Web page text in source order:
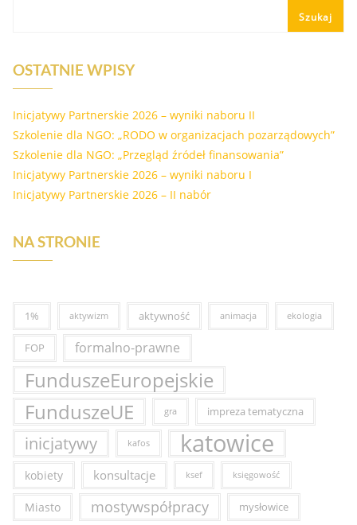
Szukaj
OSTATNIE WPISY
Inicjatywy Partnerskie 2026 – wyniki naboru II
Szkolenie dla NGO: „RODO w organizacjach pozarządowych”
Szkolenie dla NGO: „Przegląd źródeł finansowania”
Inicjatywy Partnerskie 2026 – wyniki naboru I
Inicjatywy Partnerskie 2026 – II nabór
NA STRONIE
1% aktywizm aktywność animacja ekologia
FOP formalno-prawne
FunduszeEuropejskie
FunduszeUE
gra impreza tematyczna
inicjatywy kafos katowice
kobiety konsultacje ksef księgowość
Miasto mostywspółpracy mysłowice